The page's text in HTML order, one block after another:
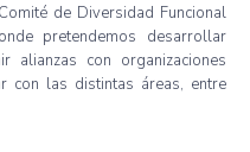
Comitéde Diversidad Funcional
pretendemos
desarrollar
alianzas con organizaciones
con las distintas áreas, entre